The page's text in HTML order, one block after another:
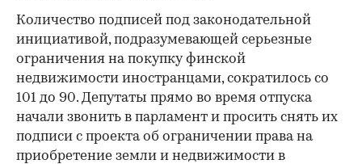
Количество подписей под законодательной
инициативой, подразумевающей серьезные
ограничения на покупку финской
недвижимости иностранцами, сократилось со
101 до 90. Депутаты прямо во время отпуска
начали звонить в парламент и просить снять их
подписи с проекта об ограничении права на
приобретение земли и недвижимости в